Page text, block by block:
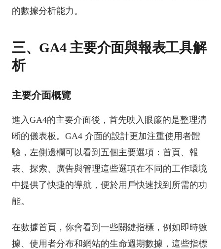
的數據分析能力。
三、GA4 主要介面與報表工具解
析
主要介面概覽
進入GA4的主要介面後，首先映入眼簾的是整理清
晰的儀表板。GA4 介面的設計更加注重使用者體
驗，左側邊欄可以看到五個主要選項：首頁、報
表、探索、廣告與管理這些選項在不同的工作環境
中提供了快捷的導航，便於用戶快速找到所需的功
能。
在數據首頁，你會看到一些關鍵指標，例如即時數
據、使用者分布和網站的生命週期數據，這些指標